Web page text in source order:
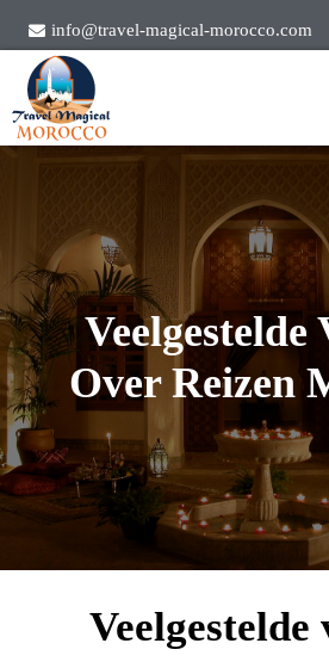
info@travel-magical-morocco.com
Veelgestelde
Over Reizen
Veelgestelde